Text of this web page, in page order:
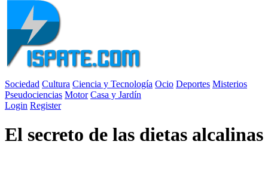
Sociedad Cultura Ciencia y Tecnología Ocio Deportes Misterios
Pseudociencias Motor Casa y Jardín
Login Register
El secreto de las dietas alcalinas